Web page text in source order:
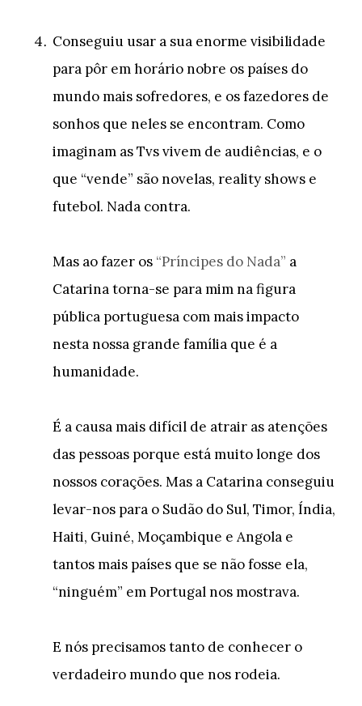
Conseguiu usar a sua enorme visibilidade
para pôr em horário nobre os países do
mundo mais sofredores, e os fazedores de
sonhos que neles se encontram. Como
imaginam as Tvs vivem de audiências, e o
que “vende” são novelas, reality shows e
futebol. Nada contra.
Mas ao fazer os “Príncipes do Nada” a
Catarina torna-se para mim na figura
pública portuguesa com mais impacto
nesta nossa grande família que é a
humanidade.
É a causa mais difícil de atrair as atenções
das pessoas porque está muito longe dos
nossos corações. Mas a Catarina conseguiu
levar-nos para o Sudão do Sul, Timor, Índia,
Haiti, Guiné, Moçambique e Angola e
tantos mais países que se não fosse ela,
“ninguém” em Portugal nos mostrava.
E nós precisamos tanto de conhecer o
verdadeiro mundo que nos rodeia.